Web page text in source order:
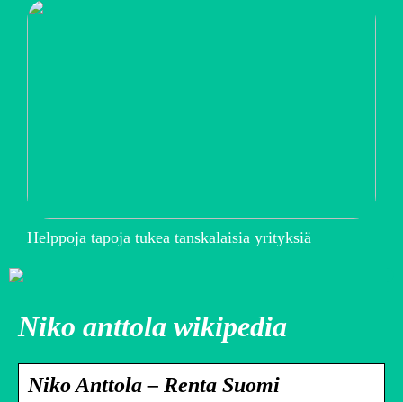
Helppoja tapoja tukea tanskalaisia yrityksiä
Niko anttola wikipedia
Niko Anttola – Renta Suomi